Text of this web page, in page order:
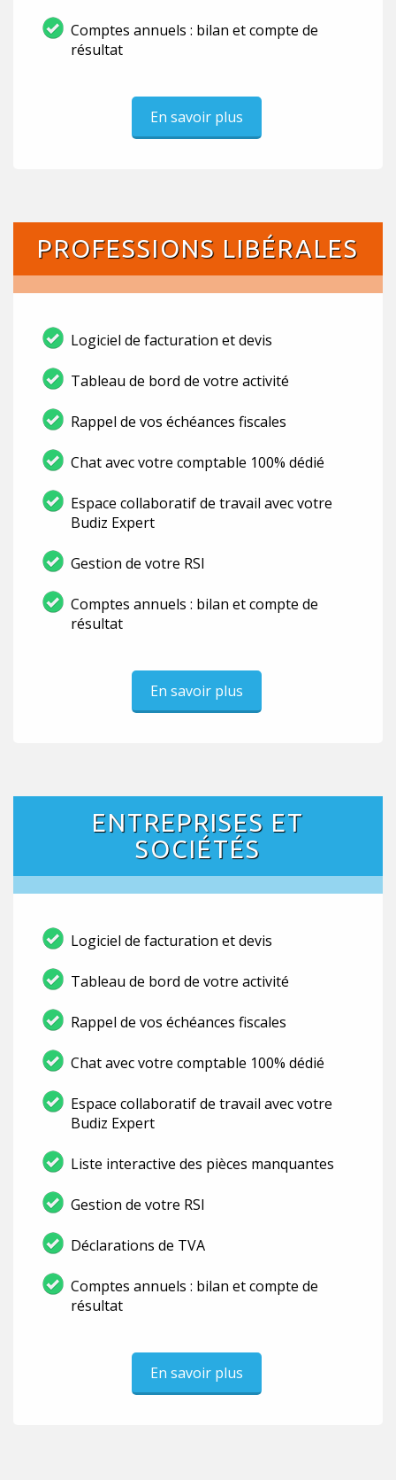
Comptes annuels : bilan et compte de
résultat
En savoir plus
PROFESSIONS LIBÉRALES
Logiciel de facturation et devis
Tableau de bord de votre activité
Rappel de vos échéances fiscales
Chat avec votre comptable 100% dédié
Espace collaboratif de travail avec votre
Budiz Expert
Gestion de votre RSI
Comptes annuels : bilan et compte de
résultat
En savoir plus
ENTREPRISES ET
SOCIÉTÉS
Logiciel de facturation et devis
Tableau de bord de votre activité
Rappel de vos échéances fiscales
Chat avec votre comptable 100% dédié
Espace collaboratif de travail avec votre
Budiz Expert
Liste interactive des pièces manquantes
Gestion de votre RSI
Déclarations de TVA
Comptes annuels : bilan et compte de
résultat
En savoir plus